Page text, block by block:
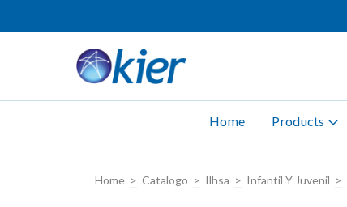
Home Products
Home > Catalogo > Ilhsa > Infantil Y Juvenil >